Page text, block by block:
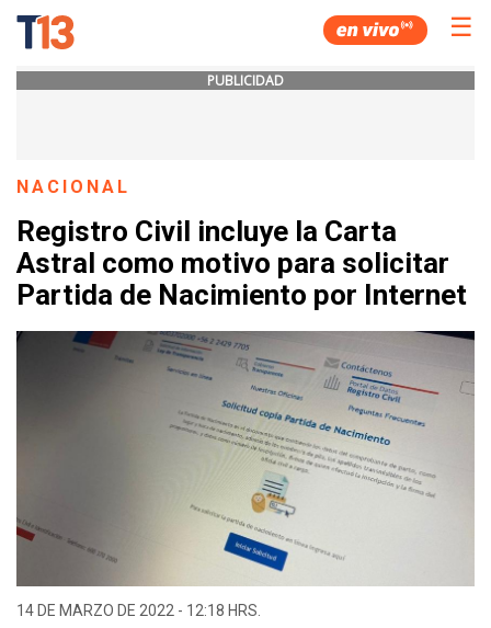
☰
PUBLICIDAD
NACIONAL
Registro Civil incluye la Carta
Astral como motivo para solicitar
Partida de Nacimiento por Internet
14 DE MARZO DE 2022 - 12:18 HRS.